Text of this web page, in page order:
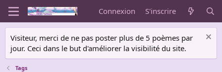
Connexion S'inscrire
Visiteur, merci de ne pas poster plus de 5 poèmes par
jour. Ceci dans le but d'améliorer la visibilité du site.
Tags